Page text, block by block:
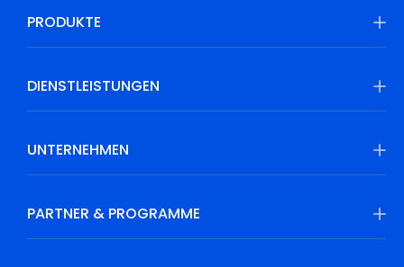
PRODUKTE
DIENSTLEISTUNGEN
UNTERNEHMEN
PARTNER & PROGRAMME